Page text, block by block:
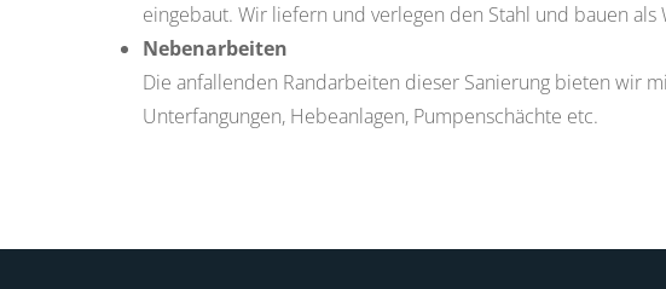
eingebaut. Wir liefern und verlegen den Stahl und bauen
Nebenarbeiten
Die anfallenden Randarbeiten dieser Sanierung bieten wir
Unterfangungen, Hebeanlagen, Pumpenschächte etc.